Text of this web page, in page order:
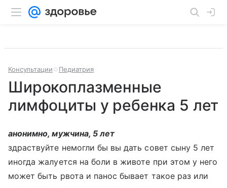
Консультации Педиатрия
Широкоплазменные
лимфоциты у ребенка 5 лет
анонимно, мужчина, 5 лет
здраствуйте немогли бы вы дать совет сыну 5 лет
иногда жалуется на боли в животе при этом у него
может быть рвота и панос бывает такое раз или